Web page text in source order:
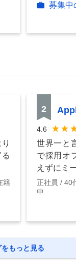
募集中
籍
2
4.6
世界一と
で採用オ
えずにミ
正社員 40
中
もっと見る